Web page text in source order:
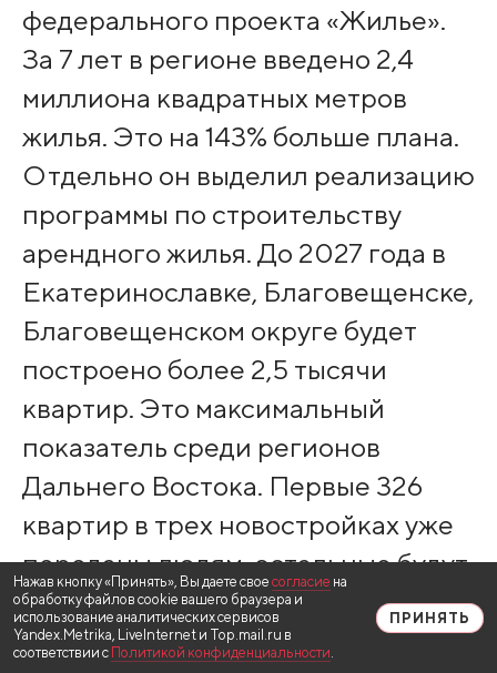
федерального проекта «Жилье».
За 7 лет в регионе введено 2,4
миллиона квадратных метров
жилья. Это на 143% больше плана.
Отдельно он выделил реализацию
программы по строительству
арендного жилья. До 2027 года в
Екатеринославке, Благовещенске,
Благовещенском округе будет
построено более 2,5 тысячи
квартир. Это максимальный
показатель среди регионов
Дальнего Востока. Первые 326
квартир в трех новостройках уже
переданы людям, остальные будут
достроены до конца года.
Нажав кнопку «Принять», Вы даете свое согласие на
обработку файлов cookie вашего браузера и
использование аналитических сервисов
Yandex.Metrika, LiveInternet и Top.mail.ru в
соответствии с Политикой конфиденциальности.
ПРИНЯТЬ